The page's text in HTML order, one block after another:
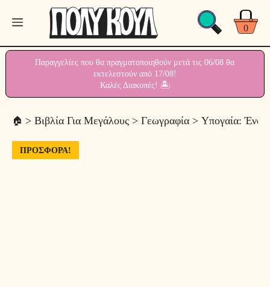
περιεχόμενο
0
Μενού
Παραγγελίες που θα πραγματοποιηθούν μετά τις 06/08 θα
εκτελεστούν από 17/08!
Καλές Διακοπές! 🏝
> Βιβλία Για Μεγάλους > Γεωγραφία > Υπογαία: Ένα
ΠΡΟΣΦΟΡΆ!